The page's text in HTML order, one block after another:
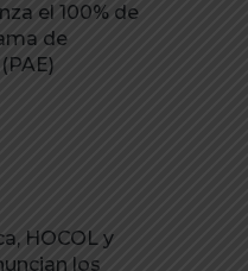
el 100% de
de
HOCOL y
los